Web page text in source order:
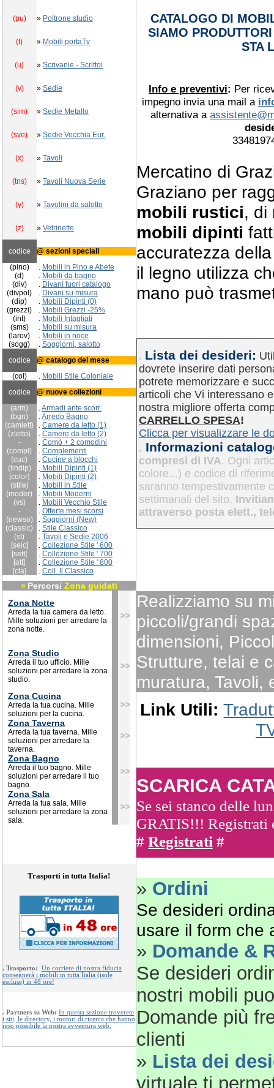
(pu) » Poltrone studio
(t) » Mobili portaTv
(u) » Scrivanie - Scrittoi
(v) » Sedie
(sim) » Sedie Metallo
(sve) » Sedie Vecchia Eur.
(x) » Tavoli
(tns) » Tavoli Nuova Serie
(y) » Tavolini da salotto
(z) » Vetrinette
codice
@ sezioni speciali
(pino)
. Mobili in Pino e Abete
(d)
. Mobili da bagno
(div)
. Divani fuori catalogo
(divpol)
. Divani su misura
(dip)
. Mobili Dipinti (0)
(grezzi)
. Mobili Grezzi -25%
(int)
. Mobili Intagliati
(sms)
. Mobili su misura
(larov)
. Mobili in noce
(sogg)
. Soggiorni, salotto
codice
@ catalogo del mese
(col)
. Mobili Stile Coloniale
codice
@ nuove collezioni
(arm)
.Armadi ante scorr.
(bgn)
.Arredo Bagno
(camlett)
. Camere da letto (1)
(zletto)
. Camere da letto (2)
-
. Comò + 2 comodini
(compl)
. Complementi
(cuc)
. Cucine a blocchi
(lindip)
. Mobili Dipinti (1)
[color]
. Mobili Dipinti (2)
(stile)
. Mobili in Stile
(moder)
. Mobili Moderni
(vs)
. Mobili Vecchio Stile
-
. Offerte mesi scorsi
(newso)
. Soggiorni (New)
(classic)
. Stile Classico
(st)
. Tavoli e Sedie 2006
[seic]
. Collezione Stile ' 600
[sett]
. Collezione Stile ' 700
[ott]
. Collezione Stile ' 800
[cla]
. Coll. Il Classico
» Percorsi Zona guidati
Zona Notte
Arreda la tua camera da letto.
Mille soluzioni per arredare la
zona notte.
Zona Studio
Arreda il tuo ufficio. Mille
soluzioni per arredare la zona
studio.
Zona Cucina
Arreda la tua cucina. Mille
soluzioni per la cucina.
Zona Taverna
Arreda la tua taverna. Mille
soluzioni per arredare la
taverna.
Zona Bagno
Arreda il tuo bagno. Mille
soluzioni per arredare il tuo
bagno.
Zona Sala
Arreda la tua sala. Mille
soluzioni per arredare la zona
sala.
Trasporti in tutta Italia!
. Trasporto: Un corriere di nostra fiducia
consegnerà i mobili in tutta Italia (isole
escluse) in 48 ore!
. Partners su Web: In questa sezione troverete
i siti, le directory, i motori di ricerca che hanno
reso possibile la nostra avventura web.
CATALOGO DI
SIAMO
STA
Info e preventivi: Per
impegno invia una mail a
alternativa a
Mercatino di
Graziano per
mobili rustici, di
mobili dipinti
accuratezza
il legno utilizza
mano può
. Lista dei desideri:
dovrete inserire dati
potrete memorizzare e
articoli che Vi interessano
nostra migliore offerta
CARRELLO SPESA!
Clicca per visualizzare le
. Informazioni
compresi di IVA. Ogni
colore...) e codice di
saranno tempestivamente
settimanali del sito.
attraverso posta elett.,
Realizziamo su
piccoli/grandi
dimensioni,
Strutture, telai e
muratura, Tavoli,
Link Utili:
SCARICA
Se sei stanco delle
GRATIS!!! Registrati
# Registrati #
» Ordini
Se desideri
usare il form che
» Domande &
Se desideri
nostri mobili
Domande più
clienti
» Lista dei
virtuale ti